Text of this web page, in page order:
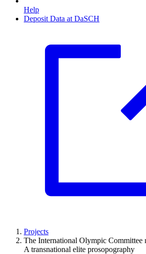
Help
Deposit Data at DaSCH
Projects
The International Olympic Committee
A transnational elite prosopography